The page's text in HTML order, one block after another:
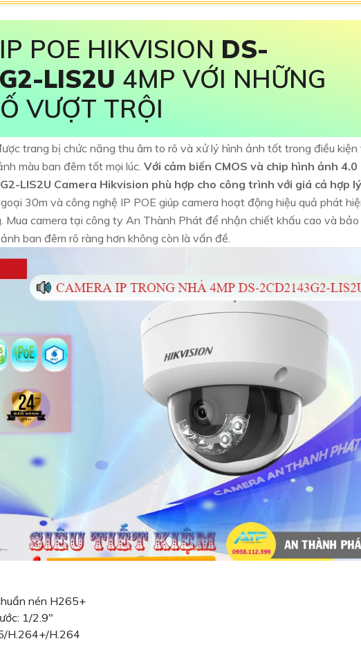
POE HIKVISION DS-
LIS2U 4MP VỚI NHỮNG
VƯỢT TRỘI
trang bị chức năng thu âm to rõ và xử lý hình ảnh tốt trong điều kiện
màu ban đêm tốt mọi lúc. Với cảm biến CMOS và chip hình ảnh 4.0
LIS2U Camera Hikvision phù hợp cho công trình với giá cả hợp
30m và công nghệ IP POE giúp camera hoạt động hiệu quả phát
Mua camera tại công ty An Thành Phát để nhận chiết khấu cao và bảo
ban đêm rõ ràng hơn không còn là vấn đề.
nén H265+
1/2.9"
H.264+/H.264